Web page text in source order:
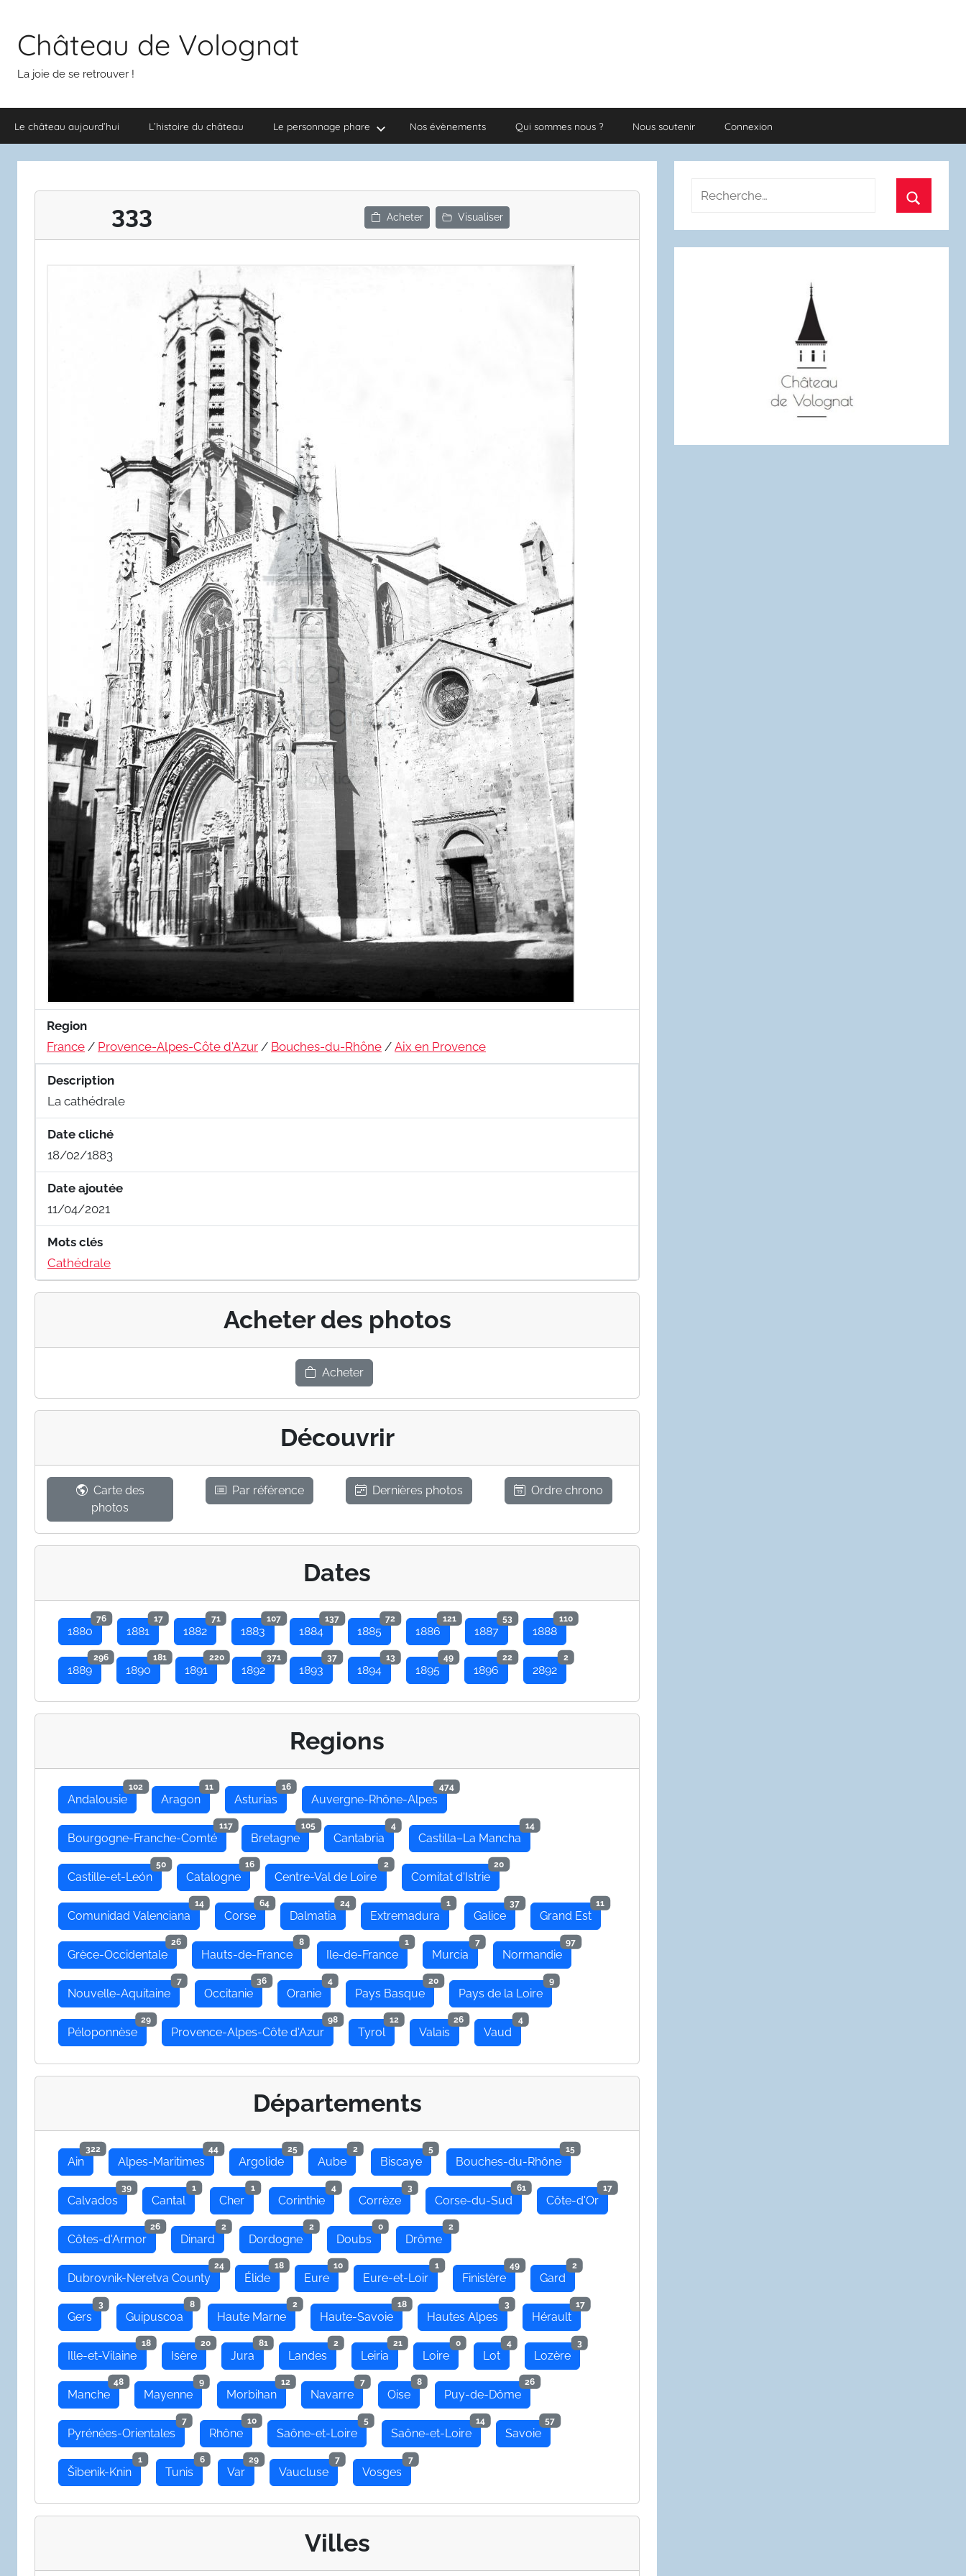
contenuChâteau de Volognat
La joie de se retrouver !
Le château aujourd’hui L’histoire du château Le personnage phare Nos évènements Qui sommes nous ? Nous soutenir Connexion
333 Acheter Visualiser
Region
France / Provence-Alpes-Côte d'Azur / Bouches-du-Rhône / Aix en Provence
Description
La cathédrale
Date cliché
18/02/1883
Date ajoutée
11/04/2021
Mots clés
Cathédrale
Acheter des photos
Acheter
Découvrir
Carte des
photos
Par référence Dernières photos Ordre chrono
Dates
1880
76
1881
17
1882
71
1883
107
1884
137
1885
72
1886
121
1887
53
1888
110
1889
296
1890
181
1891
220
1892
371
1893
37
1894
13
1895
49
1896
22
2892
2
Regions
Andalousie
102
Aragon
11
Asturias
16
Auvergne-Rhône-Alpes
474
Bourgogne-Franche-Comté
117
Bretagne
105
Cantabria
4
Castilla–La Mancha
14
Castille-et-León
50
Catalogne
16
Centre-Val de Loire
2
Comitat d'Istrie
20
Comunidad Valenciana
14
Corse
64
Dalmatia
24
Extremadura
1
Galice
37
Grand Est
11
Grèce-Occidentale
26
Hauts-de-France
8
Ile-de-France
1
Murcia
7
Normandie
97
Nouvelle-Aquitaine
7
Occitanie
36
Oranie
4
Pays Basque
20
Pays de la Loire
9
Péloponnèse
29
Provence-Alpes-Côte d'Azur
98
Tyrol
12
Valais
26
Vaud
4
Départements
Ain
322
Alpes-Maritimes
44
Argolide
25
Aube
2
Biscaye
5
Bouches-du-Rhône
15
Calvados
39
Cantal
1
Cher
1
Corinthie
4
Corrèze
3
Corse-du-Sud
61
Côte-d'Or
17
Côtes-d'Armor
26
Dinard
2
Dordogne
2
Doubs
0
Drôme
2
Dubrovnik-Neretva County
24
Élide
18
Eure
10
Eure-et-Loir
1
Finistère
49
Gard
2
Gers
3
Guipuscoa
8
Haute Marne
2
Haute-Savoie
18
Hautes Alpes
3
Hérault
17
Ille-et-Vilaine
18
Isère
20
Jura
81
Landes
2
Leiria
21
Loire
0
Lot
4
Lozère
3
Manche
48
Mayenne
9
Morbihan
12
Navarre
7
Oise
8
Puy-de-Dôme
26
Pyrénées-Orientales
7
Rhône
10
Saône-et-Loire
5
Saône-et-Loire
14
Savoie
57
Šibenik-Knin
1
Tunis
6
Var
29
Vaucluse
7
Vosges
7
Villes
Recherche
: